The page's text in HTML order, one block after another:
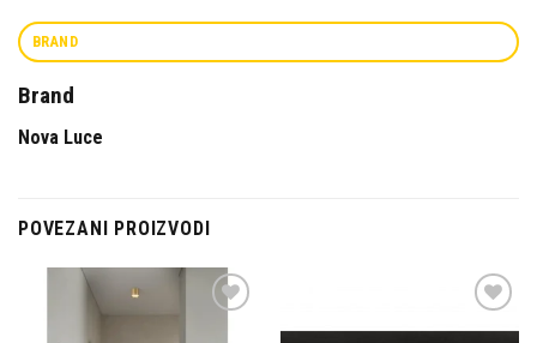
BRAND
Brand
Nova Luce
POVEZANI PROIZVODI